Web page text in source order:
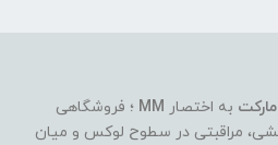
به اختصار MM ؛ فروشگاهی
مراقبتی در سطوح لوکس و میان